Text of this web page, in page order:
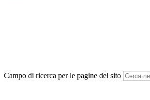
Campo di ricerca per le pagine del sito